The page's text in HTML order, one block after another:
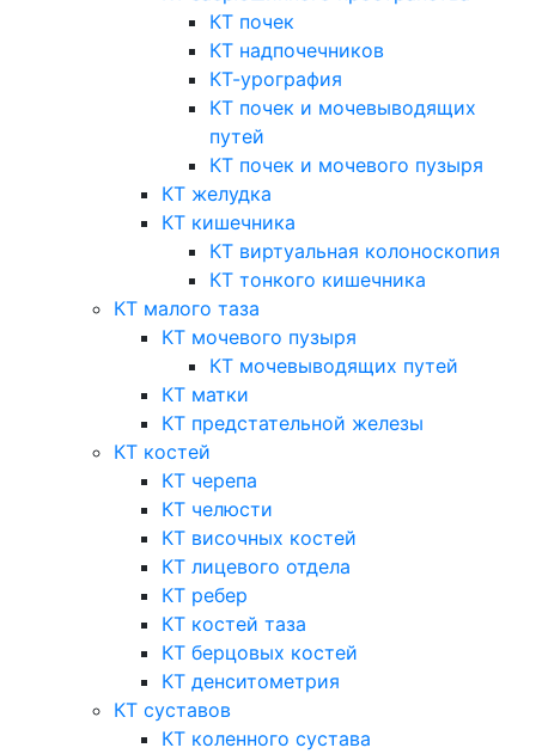
КТ почек
КТ надпочечников
КТ-урография
КТ почек и мочевыводящих
путей
КТ почек и мочевого пузыря
КТ желудка
КТ кишечника
КТ виртуальная колоноскопия
КТ тонкого кишечника
КТ малого таза
КТ мочевого пузыря
КТ мочевыводящих путей
КТ матки
КТ предстательной железы
КТ костей
КТ черепа
КТ челюсти
КТ височных костей
КТ лицевого отдела
КТ ребер
КТ костей таза
КТ берцовых костей
КТ денситометрия
КТ суставов
КТ коленного сустава